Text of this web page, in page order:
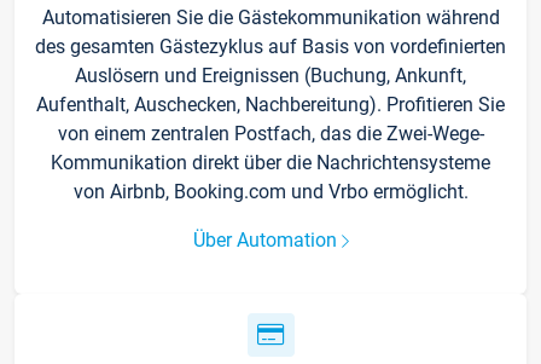
Automatisieren Sie die Gästekommunikation während
des gesamten Gästezyklus auf Basis von vordefinierten
Auslösern und Ereignissen (Buchung, Ankunft,
Aufenthalt, Auschecken, Nachbereitung). Profitieren Sie
von einem zentralen Postfach, das die Zwei-Wege-
Kommunikation direkt über die Nachrichtensysteme
von Airbnb, Booking.com und Vrbo ermöglicht.
Über Automation